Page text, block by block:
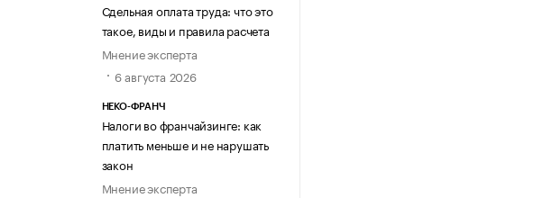
Сдельная оплата труда: что это
такое, виды и правила расчета
Мнение эксперта
6 августа 2026
НЕКО-ФРАНЧ
Налоги во франчайзинге: как
платить меньше и не нарушать
закон
Мнение эксперта